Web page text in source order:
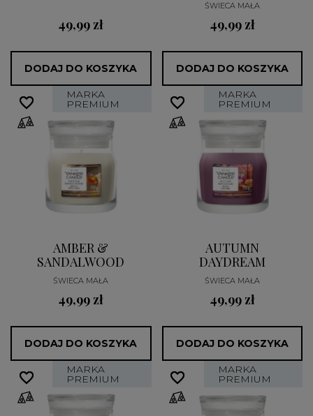
49,99 zł
DODAJ DO KOSZYKA
ŚWIECA MAŁA
49,99 zł
DODAJ DO KOSZYKA
MARKA
PREMIUM
AMBER &
SANDALWOOD
ŚWIECA MAŁA
49,99 zł
DODAJ DO KOSZYKA
favorite_border
favorite_border MARKA
PREMIUM
AUTUMN
DAYDREAM
ŚWIECA MAŁA
49,99 zł
DODAJ DO KOSZYKA
favorite_border
favorite_border
MARKA
PREMIUM
favorite_border
favorite_border MARKA
PREMIUM
favorite_border
favorite_border